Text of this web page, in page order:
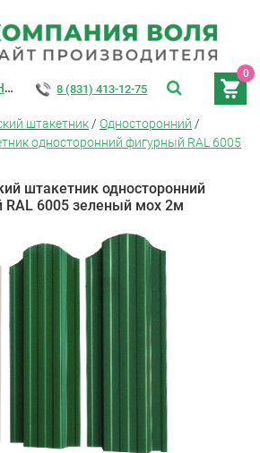
0
8 (831) 413-12-75
штакетник / Односторонний /
односторонний фигурный RAL 6005
штакетник односторонний
RAL 6005 зеленый мох 2м